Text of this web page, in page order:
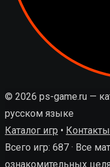
© 2026 ps-game.ru —
русском языке
Каталог игр • Контакты
Всего игр: 687 · Все
ознакомительных